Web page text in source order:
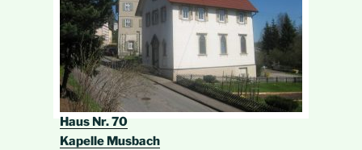
Haus Nr. 70
Kapelle Musbach